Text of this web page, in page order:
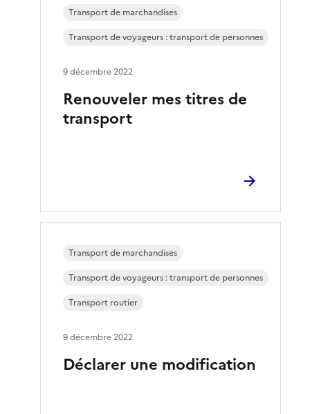
Renouveler mes titres de
transport
Transport de marchandises
Transport de voyageurs : transport de personnes
9 décembre 2022
Déclarer une modification
Transport de marchandises
Transport de voyageurs : transport de personnes
Transport routier
9 décembre 2022